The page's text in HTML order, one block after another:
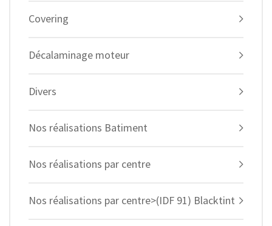
Covering
Décalaminage moteur
Divers
Nos réalisations Batiment
Nos réalisations par centre
Nos réalisations par centre>(IDF 91) Blacktint